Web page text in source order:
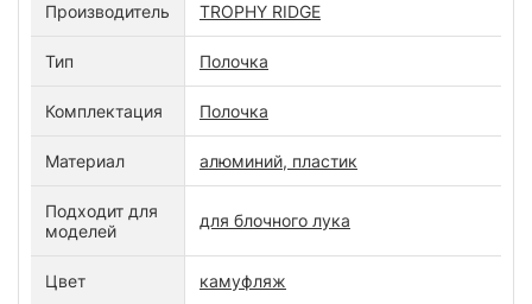
Производитель TROPHY RIDGE
Тип Полочка
Комплектация Полочка
Материал алюминий, пластик
Подходит для
моделей
для блочного лука
Цвет камуфляж